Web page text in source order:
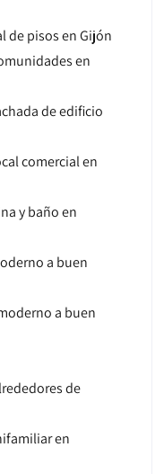
de pisos en Gijón
en
de edificio
comercial en
y baño en
a buen
a buen
de
en